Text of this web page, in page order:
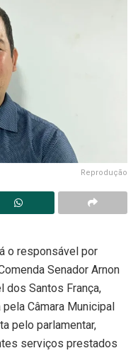
Reprodução
o responsável por
Senador Arnon
dos Santos França,
Câmara Municipal
pelo parlamentar,
serviços prestados